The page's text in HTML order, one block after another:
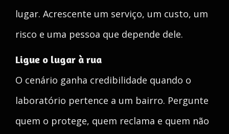
lugar. Acrescente um serviço, um custo, um
risco e uma pessoa que depende dele.
Ligue o lugar à rua
O cenário ganha credibilidade quando o
laboratório pertence a um bairro. Pergunte
quem o protege, quem reclama e quem não